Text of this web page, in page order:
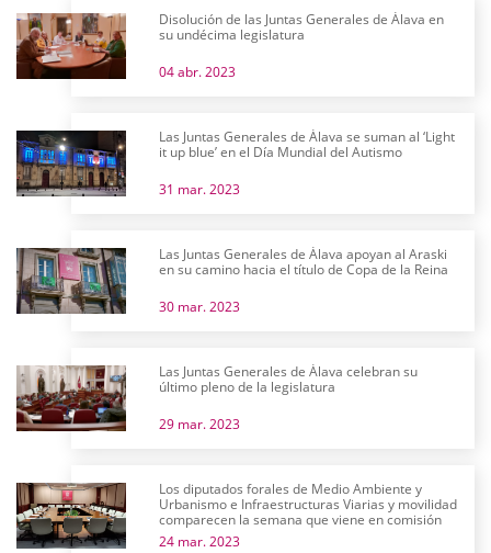
Disolución de las Juntas Generales de Álava en
su undécima legislatura
04 abr. 2023
Las Juntas Generales de Álava se suman al ‘Light
it up blue’ en el Día Mundial del Autismo
31 mar. 2023
Las Juntas Generales de Álava apoyan al Araski
en su camino hacia el título de Copa de la Reina
30 mar. 2023
Las Juntas Generales de Álava celebran su
último pleno de la legislatura
29 mar. 2023
Los diputados forales de Medio Ambiente y
Urbanismo e Infraestructuras Viarias y movilidad
comparecen la semana que viene en comisión
24 mar. 2023